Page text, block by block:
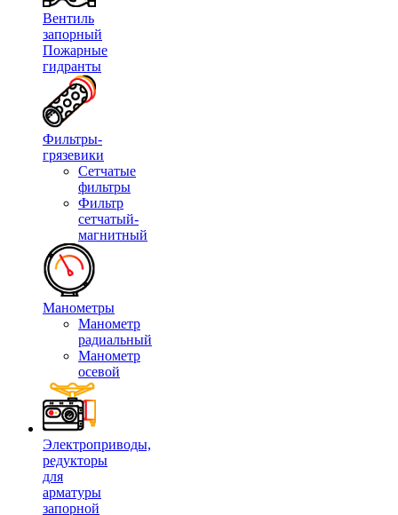
Вентиль
запорный
Пожарные
гидранты
Фильтры-
грязевики
Сетчатые
фильтры
Фильтр
сетчатый-
магнитный
Манометры
Манометр
радиальный
Манометр
осевой
Электроприводы,
редукторы
для
арматуры
запорной